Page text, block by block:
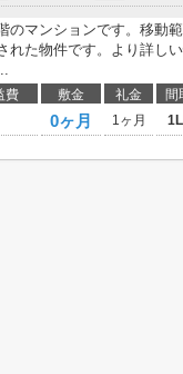
のマンションです。移動
れた物件です。より詳し
費 敷金 礼金 間
0ヶ月 1ヶ月